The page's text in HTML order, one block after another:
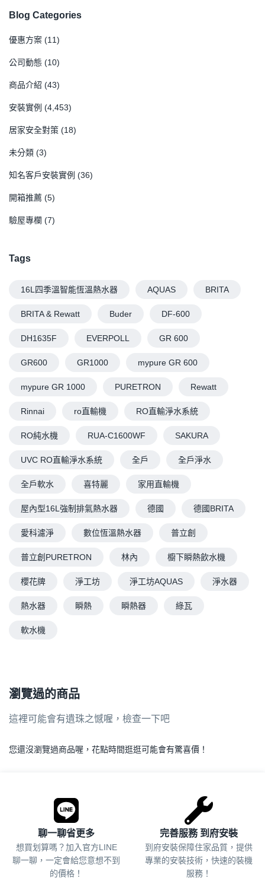
Blog Categories
優惠方案 (11)
公司動態 (10)
商品介紹 (43)
安裝實例 (4,453)
居家安全對策 (18)
未分類 (3)
知名客戶安裝實例 (36)
開箱推薦 (5)
驗屋專欄 (7)
Tags
16L四季溫智能恆溫熱水器 AQUAS BRITA
BRITA & Rewatt Buder DF-600
DH1635F EVERPOLL GR 600
GR600 GR1000 mypure GR 600
mypure GR 1000 PURETRON Rewatt
Rinnai ro直輸機 RO直輸淨水系統
RO純水機 RUA-C1600WF SAKURA
UVC RO直輸淨水系統 全戶 全戶淨水
全戶軟水 喜特麗 家用直輸機
屋內型16L強制排氣熱水器 德國 德國BRITA
愛科濾淨 數位恆溫熱水器 普立創
普立創PURETRON 林內 櫥下瞬熱飲水機
櫻花牌 淨工坊 淨工坊AQUAS 淨水器
熱水器 瞬熱 瞬熱器 綠瓦
軟水機
瀏覽過的商品
這裡可能會有遺珠之憾喔，檢查一下吧
您還沒瀏覽過商品喔，花點時間逛逛可能會有驚喜價！
聊一聊省更多
想買划算嗎？加入官方LINE
聊一聊，一定會給您意想不到
的價格！
完善服務 到府安裝
到府安裝保障住家品質，提供
專業的安裝技術，快速的裝機
服務！